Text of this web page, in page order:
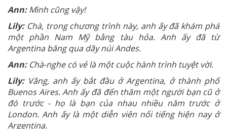
Ann: Mình cũng vậy!
Lily:Chà, trong chương trình này, anh ấy đã khám phá
một phần Nam Mỹ bằng tàu hỏa. Anh ấy đã từ
Argentina băng qua dãy núi Andes.
Ann:Chà-nghe có vẻ là một cuộc hành trình tuyệt vời.
Lily:Vâng, anh ấy bắt đầu ở Argentina, ở thành phố
Buenos Aires. Anh ấy đã đến thăm một người bạn cũ ở
đó trước - họ là bạn của nhau nhiều năm trước ở
London. Anh ấy là một diễn viên nổi tiếng hiện nay ở
Argentina.